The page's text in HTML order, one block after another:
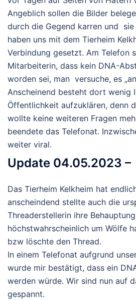
Angeblich sollen die Bilder
durch die Gegend karren und
haben uns mit dem Tierheim
Verbindung gesetzt. Am Telefon
Mitarbeiterin, dass kein DNA-
worden sei, man versuche, es
Anscheinend besteht dort wenig
Öffentlichkeit aufzuklären, denn
wollte keine weiteren Fragen
beendete das Telefonat.
weiter viral.
Update 04.05.2023 –
Das Tierheim Kelkheim hat
anscheindend stellte auch die
Threaderstellerin ihre
höchstwahrscheinlich um Wölfe
bzw löschte den Thread.
In einem Telefonat aufgrund
wurde mir bestätigt, dass ein
werden würde. Wir sind nun auf
gespannt.